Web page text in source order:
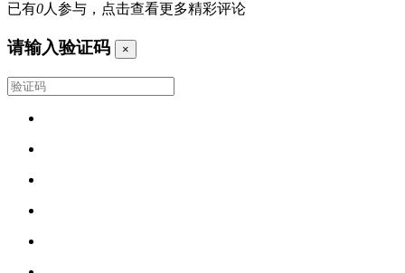
已有0人参与，点击查看更多精彩评论
请输入验证码 ×